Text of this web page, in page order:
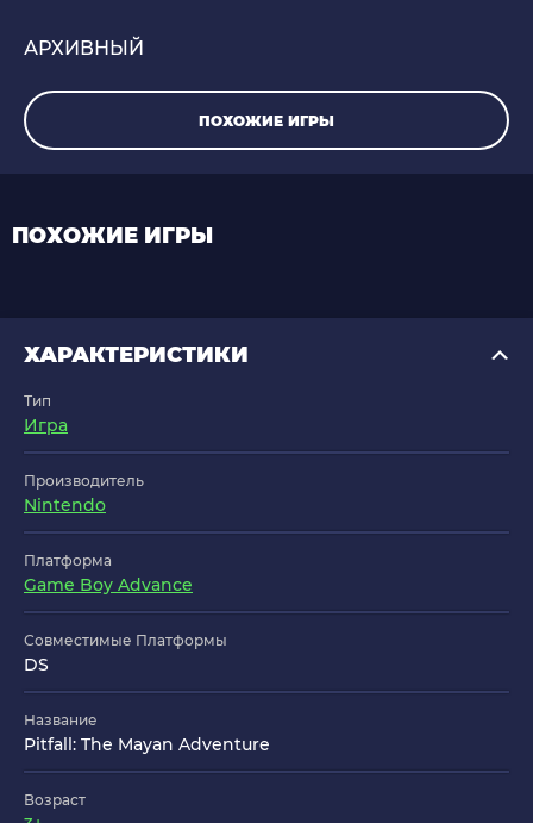
АРХИВНЫЙ
ПОХОЖИЕ ИГРЫ
ПОХОЖИЕ ИГРЫ
ХАРАКТЕРИСТИКИ
Тип
Игра
Производитель
Nintendo
Платформа
Game Boy Advance
Совместимые Платформы
DS
Название
Pitfall: The Mayan Adventure
Возраст